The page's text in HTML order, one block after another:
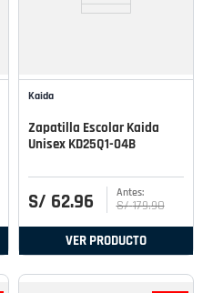
Kaida
Zapatilla Escolar Kaida
Unisex KD25Q1-04B
S/ 62.96 S/ 179.90
VER PRODUCTO